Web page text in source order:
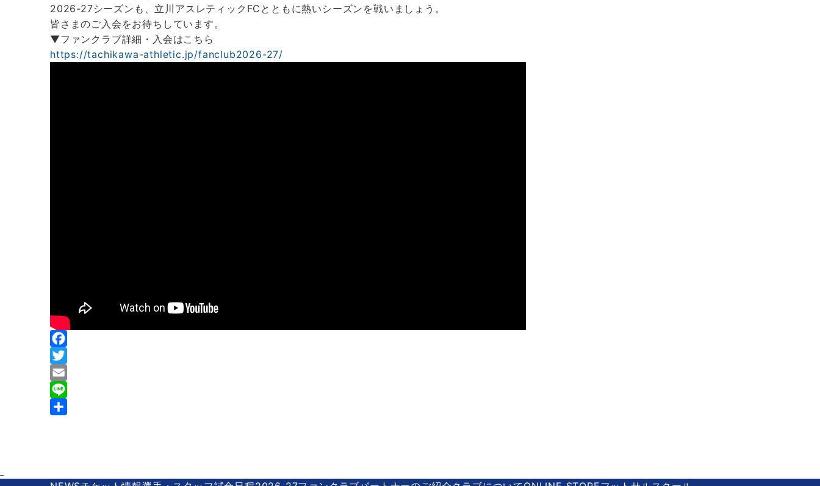
2026-27シーズンも、立川アスレティックFCとともに熱いシーズンを戦いましょう。
皆さまのご入会をお待ちしています。
▼ファンクラブ詳細・入会はこちら
https://tachikawa-athletic.jp/fanclub2026-27/
F
a
c
e
T
w
E
m
L